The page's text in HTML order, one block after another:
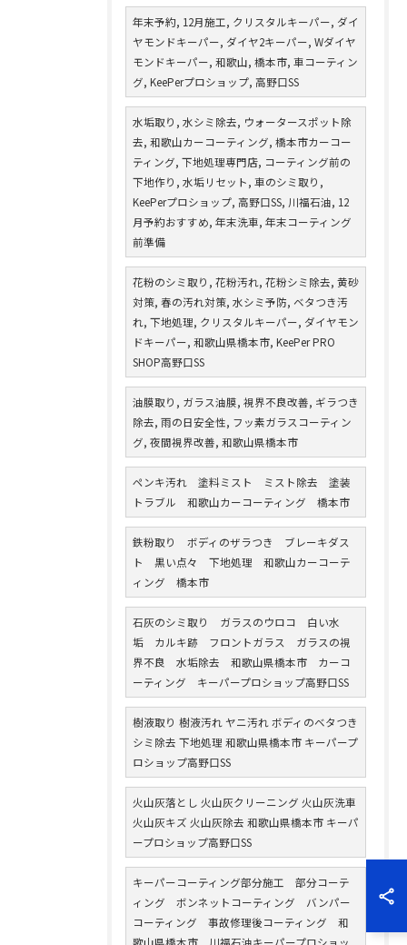
年末予約, 12月施工, クリスタルキーパー, ダイ
ヤモンドキーパー, ダイヤ2キーパー, Wダイヤ
モンドキーパー, 和歌山, 橋本市, 車コーティン
グ, KeePerプロショップ, 高野口SS
水垢取り, 水シミ除去, ウォータースポット除
去, 和歌山カーコーティング, 橋本市カーコー
ティング, 下地処理専門店, コーティング前の
下地作り, 水垢リセット, 車のシミ取り,
KeePerプロショップ, 高野口SS, 川福石油, 12
月予約おすすめ, 年末洗車, 年末コーティング
前準備
花粉のシミ取り, 花粉汚れ, 花粉シミ除去, 黄砂
対策, 春の汚れ対策, 水シミ予防, ベタつき汚
れ, 下地処理, クリスタルキーパー, ダイヤモン
ドキーパー, 和歌山県橋本市, KeePer PRO
SHOP高野口SS
油膜取り, ガラス油膜, 視界不良改善, ギラつき
除去, 雨の日安全性, フッ素ガラスコーティン
グ, 夜間視界改善, 和歌山県橋本市
ペンキ汚れ 塗料ミスト ミスト除去 塗装
トラブル 和歌山カーコーティング 橋本市
鉄粉取り ボディのザラつき ブレーキダス
ト 黒い点々 下地処理 和歌山カーコーテ
ィング 橋本市
石灰のシミ取り ガラスのウロコ 白い水
垢 カルキ跡 フロントガラス ガラスの視
界不良 水垢除去 和歌山県橋本市 カーコ
ーティング キーパープロショップ高野口SS
樹液取り 樹液汚れ ヤニ汚れ ボディのベタつき
シミ除去 下地処理 和歌山県橋本市 キーパープ
ロショップ高野口SS
火山灰落とし 火山灰クリーニング 火山灰洗車
火山灰キズ 火山灰除去 和歌山県橋本市 キーパ
ープロショップ高野口SS
キーパーコーティング部分施工 部分コーテ
ィング ボンネットコーティング バンパー
コーティング 事故修理後コーティング 和
歌山県橋本市 川福石油キーパープロショッ